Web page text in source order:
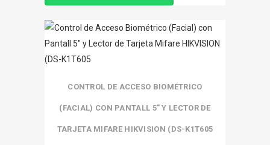
CONTROL DE ACCESO BIOMÉTRICO
(FACIAL) CON PANTALL 5″ Y LECTOR DE
TARJETA MIFARE HIKVISION (DS-K1T605